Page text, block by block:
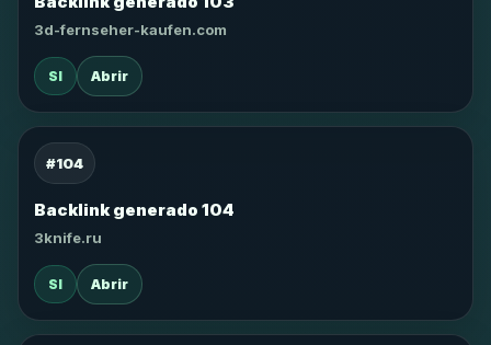
3d-fernseher-kaufen.com
SI Abrir
#104
Backlink generado 104
3knife.ru
SI Abrir